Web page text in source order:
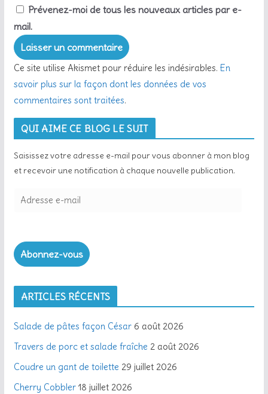
Prévenez-moi de tous les nouveaux articles par e-
mail.
Ce site utilise Akismet pour réduire les indésirables. En
savoir plus sur la façon dont les données de vos
commentaires sont traitées.
QUI AIME CE BLOG LE SUIT
Saisissez votre adresse e-mail pour vous abonner à mon blog
et recevoir une notification à chaque nouvelle publication.
Abonnez-vous
ARTICLES RÉCENTS
Salade de pâtes façon César 6 août 2026
Travers de porc et salade fraîche 2 août 2026
Coudre un gant de toilette 29 juillet 2026
Cherry Cobbler 18 juillet 2026